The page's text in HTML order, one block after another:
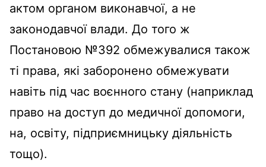
актом органом виконавчої, а не
законодавчої влади. До того ж
Постановою №392 обмежувалися також
ті права, які заборонено обмежувати
навіть під час воєнного стану (наприклад
право на доступ до медичної допомоги,
на, освіту, підприємницьку діяльність
тощо).